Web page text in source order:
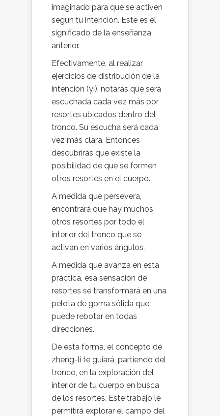
imaginado para que se activen
según tu intención. Este es el
significado de la enseñanza
anterior.
Efectivamente, al realizar
ejercicios de distribución de la
intención (yi), notarás que será
escuchada cada vez más por
resortes ubicados dentro del
tronco. Su escucha será cada
vez más clara. Entonces
descubrirás que existe la
posibilidad de que se formen
otros resortes en el cuerpo.
A medida que persevera,
encontrará que hay muchos
otros resortes por todo el
interior del tronco que se
activan en varios ángulos.
A medida que avanza en esta
práctica, esa sensación de
resortes se transformará en una
pelota de goma sólida que
puede rebotar en todas
direcciones.
De esta forma, el concepto de
zheng-li te guiará, partiendo del
tronco, en la exploración del
interior de tu cuerpo en busca
de los resortes. Este trabajo le
permitirá explorar el campo del